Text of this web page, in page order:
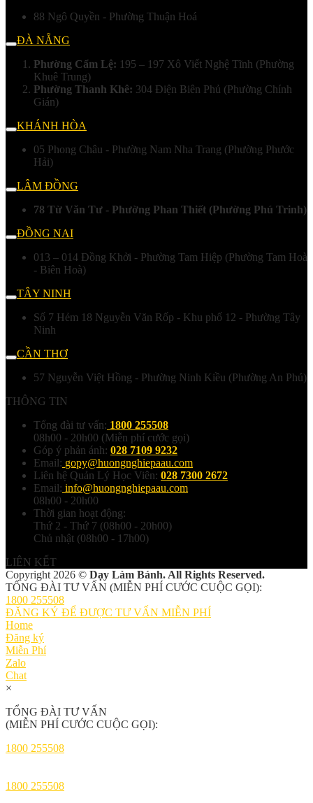
88 Ngô Quyền - Phường Thuận Hoá
ĐÀ NẴNG
Phường Cẩm Lệ: 195 – 197 Xô Viết Nghệ Tĩnh (Phường
Khuê Trung)
Phường Thanh Khê: 304 Điện Biên Phủ (Phường Chính
Gián)
KHÁNH HÒA
05 Phong Châu - Phường Nam Nha Trang (Phường Phước
Hải)
LÂM ĐỒNG
78 Từ Văn Tư - Phường Phan Thiết (Phường Phú Trinh)
ĐỒNG NAI
013 – 014 Đồng Khởi - Phường Tam Hiệp (Phường Tam Hoà
- Biên Hoà)
TÂY NINH
Số 7 Hẻm 18 Nguyễn Văn Rốp - Khu phố 12 - Phường Tây
Ninh
CẦN THƠ
57 Nguyễn Việt Hồng - Phường Ninh Kiều (Phường An Phú)
THÔNG TIN
Tổng đài tư vấn: 1800 255508
08h00 - 20h00 (Miễn phí cước gọi)
Góp ý phản ánh: 028 7109 9232
Email: gopy@huongnghiepaau.com
Liên hệ Quản Lý Học Viên: 028 7300 2672
Email: info@huongnghiepaau.com
08h00 - 20h00
Thời gian hoạt động:
Thứ 2 - Thứ 7 (08h00 - 20h00)
Chủ nhật (08h00 - 17h00)
LIÊN KẾT
Copyright 2026 © Dạy Làm Bánh. All Rights Reserved.
TỔNG ĐÀI TƯ VẤN (MIỄN PHÍ CƯỚC CUỘC GỌI):
1800 255508
ĐĂNG KÝ ĐỂ ĐƯỢC TƯ VẤN MIỄN PHÍ
Home
Đăng ký
Miễn Phí
Zalo
Chat
×
TỔNG ĐÀI TƯ VẤN
(MIỄN PHÍ CƯỚC CUỘC GỌI):
1800 255508
1800 255508